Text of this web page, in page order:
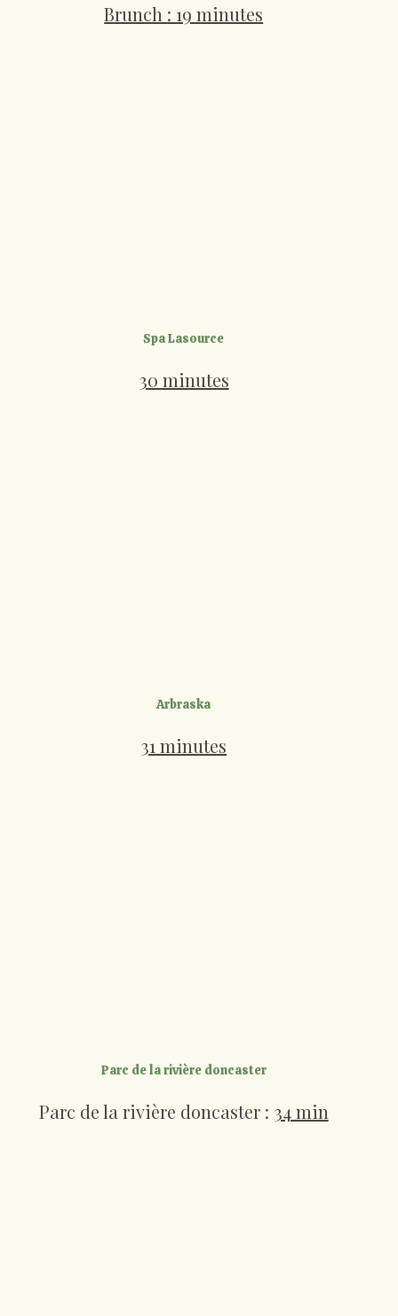
Brunch : 19 minutes
Spa Lasource
30 minutes
Arbraska
31 minutes
Parc de la rivière doncaster
Parc de la rivière doncaster : 34 min